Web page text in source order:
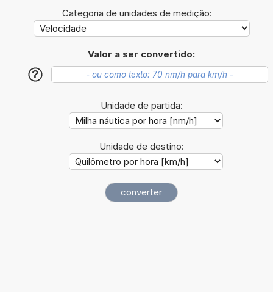
Categoria de unidades de medição:
Valor a ser convertido:
?
Unidade de partida:
Unidade de destino: